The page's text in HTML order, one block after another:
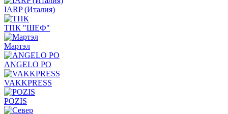
IARP (Италия)
ТПК "ШЕФ"
Мартэл
ANGELO PO
VAKKPRESS
POZIS